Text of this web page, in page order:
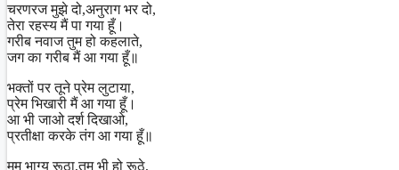
चरणरज मुझे दो,अनुराग भर दो,
तेरा रहस्य मैं पा गया हूँ।
गरीब नवाज तुम हो कहलाते,
जग का गरीब मैं आ गया हूँ॥
भक्तों पर तूने प्रेम लुटाया,
प्रेम भिखारी मैं आ गया हूँ।
आ भी जाओ दर्श दिखाओ,
प्रतीक्षा करके तंग आ गया हूँ॥
मम भाग्य रूठा,तुम भी हो रूठे,